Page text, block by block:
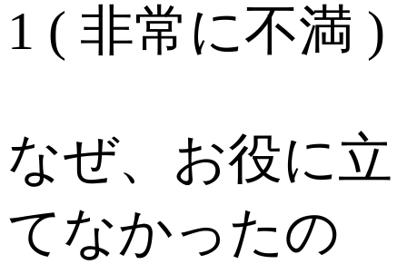
1 ( 非常に不満 )
なぜ、お役に立
てなかったの